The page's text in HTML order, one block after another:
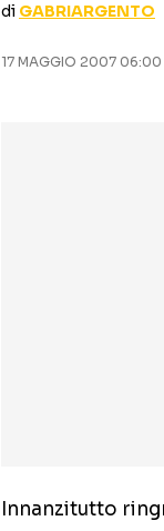
di GABRIARGENTO
17 MAGGIO 2007 06:00
Innanzitutto